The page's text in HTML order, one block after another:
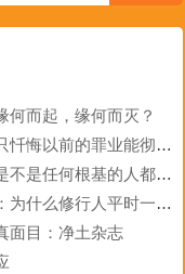
何而起，缘何而灭？
达真堪布：只忏悔以前的罪业能彻底清净业障吗？
达真堪布：是不是任何根基的人都可以发心修持大圆满法？
索达吉堪布：为什么修行人平时一般都禁语不言？
面目：净土杂志